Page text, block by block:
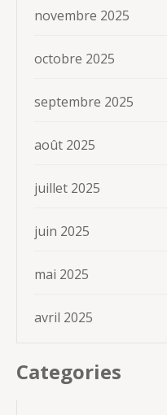
novembre 2025
octobre 2025
septembre 2025
août 2025
juillet 2025
juin 2025
mai 2025
avril 2025
Categories